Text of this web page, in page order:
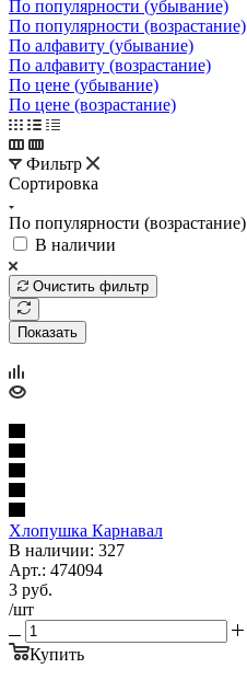
По популярности (убывание)
По популярности (возрастание)
По алфавиту (убывание)
По алфавиту (возрастание)
По цене (убывание)
По цене (возрастание)
Фильтр
Сортировка
По популярности (возрастание)
В наличии
Очистить фильтр
Показать
Хлопушка Карнавал
В наличии: 327
Арт.: 474094
3 руб.
/шт
Купить